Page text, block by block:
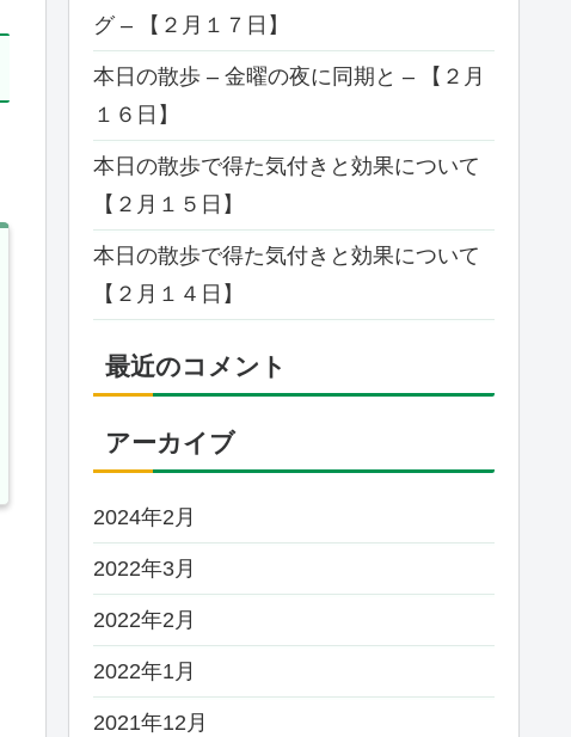
グ – 【２月１７日】
本日の散歩 – 金曜の夜に同期と – 【２月
１６日】
本日の散歩で得た気付きと効果について
【２月１５日】
本日の散歩で得た気付きと効果について
【２月１４日】
最近のコメント
アーカイブ
2024年2月
2022年3月
2022年2月
2022年1月
2021年12月